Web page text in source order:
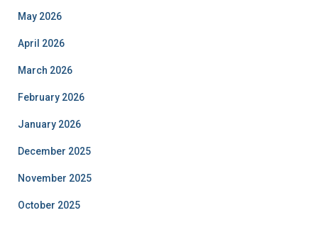
May 2026
April 2026
March 2026
February 2026
January 2026
December 2025
November 2025
October 2025